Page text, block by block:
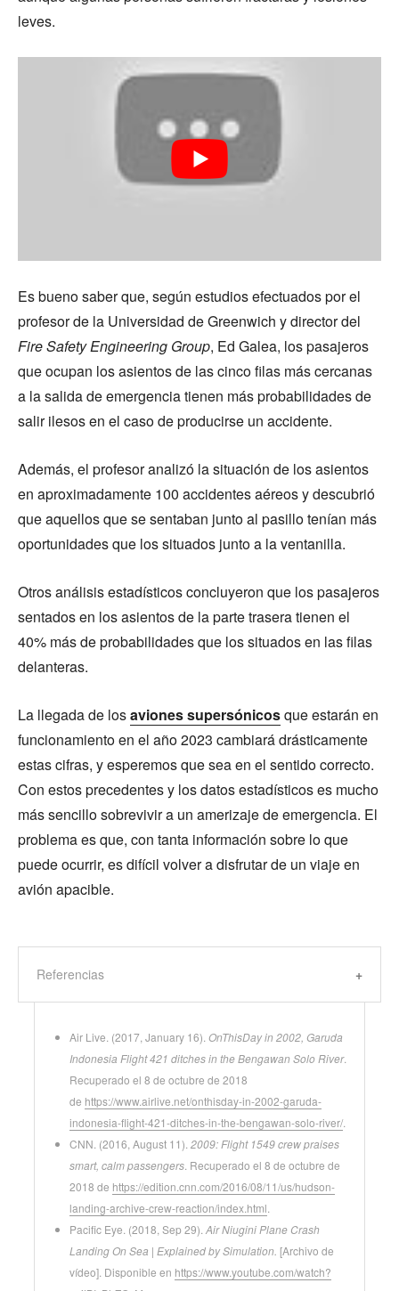
leves.
Es bueno saber que, según estudios efectuados por el
profesor de la Universidad de Greenwich y director del
Fire Safety Engineering Group, Ed Galea, los pasajeros
que ocupan los asientos de las cinco filas más cercanas
a la salida de emergencia tienen más probabilidades de
salir ilesos en el caso de producirse un accidente.
Además, el profesor analizó la situación de los asientos
en aproximadamente 100 accidentes aéreos y descubrió
que aquellos que se sentaban junto al pasillo tenían más
oportunidades que los situados junto a la ventanilla.
Otros análisis estadísticos concluyeron que los pasajeros
sentados en los asientos de la parte trasera tienen el
40% más de probabilidades que los situados en las filas
delanteras.
La llegada de losaviones supersónicosque estarán en
funcionamiento en el año 2023 cambiará drásticamente
estas cifras, y esperemos que sea en el sentido correcto.
Con estos precedentes y los datos estadísticos es mucho
más sencillo sobrevivir a un amerizaje de emergencia. El
problema es que, con tanta información sobre lo que
puede ocurrir, es difícil volver a disfrutar de un viaje en
avión apacible.
Referencias
Air Live. (2017, January 16). OnThisDay in 2002, Garuda
Indonesia Flight 421 ditches in the Bengawan Solo River.
Recuperado el 8 de octubre de 2018
de https://www.airlive.net/onthisday-in-2002-garuda-
indonesia-flight-421-ditches-in-the-bengawan-solo-river/
CNN. (2016, August 11). 2009: Flight 1549 crew praises
smart, calm passengers . Recuperado el 8 de octubre de
2018 de https://edition.cnn.com/2016/08/11/us/hudson-
landing-archive-crew-reaction/index.html
Pacific Eye. (2018, Sep 29). Air Niugini Plane Crash
Landing On Sea | Explained by Simulation. [Archivo de
vídeo]. Disponible en https://www.youtube.com/watch?